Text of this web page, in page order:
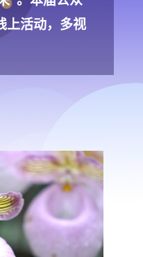
上活动，多视